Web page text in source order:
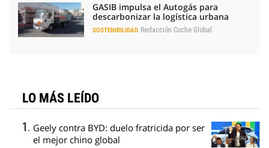
GASIB impulsa el Autogás para
descarbonizar la logística urbana
SOSTENIBILIDAD Redacción Coche Global
LO MÁS LEÍDO
Geely contra BYD: duelo fratricida por ser
el mejor chino global